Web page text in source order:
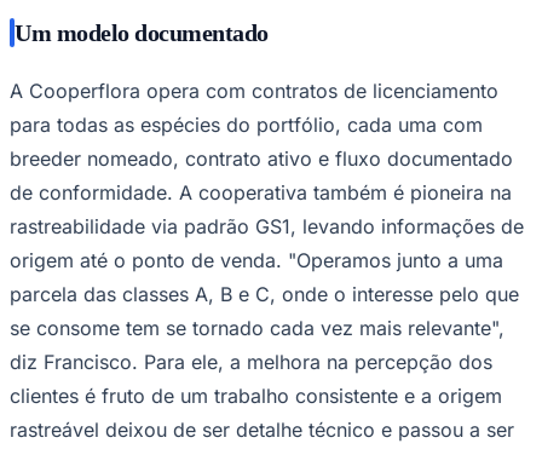
Um modelo documentado
A Cooperflora opera com contratos de licenciamento
para todas as espécies do portfólio, cada uma com
breeder nomeado, contrato ativo e fluxo documentado
de conformidade. A cooperativa também é pioneira na
rastreabilidade via padrão GS1, levando informações de
origem até o ponto de venda. "Operamos junto a uma
parcela das classes A, B e C, onde o interesse pelo que
se consome tem se tornado cada vez mais relevante",
diz Francisco. Para ele, a melhora na percepção dos
clientes é fruto de um trabalho consistente e a origem
rastreável deixou de ser detalhe técnico e passou a ser